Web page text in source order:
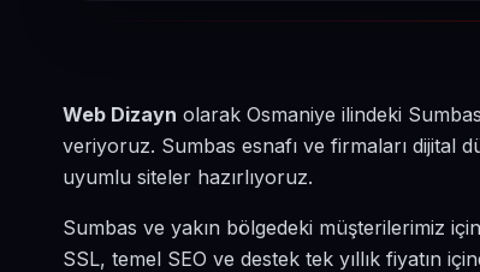
Web Dizayn olarak Osmaniye ilindeki
veriyoruz. Sumbas esnafı ve firmaları dijital
uyumlu siteler hazırlıyoruz.
Sumbas ve yakın bölgedeki müşterilerimiz
SSL, temel SEO ve destek tek yıllık fiyatın